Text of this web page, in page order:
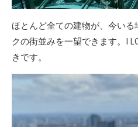
ほとんど全ての建物が、今い
クの街並みを一望できます。I
きです。